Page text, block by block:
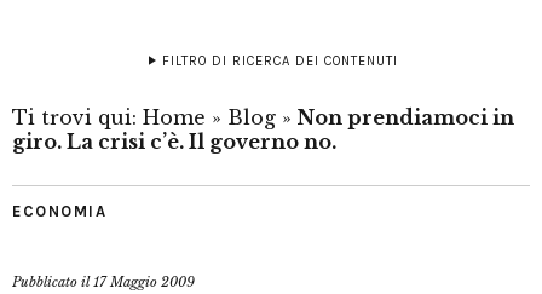
FILTRO DI RICERCA DEI CONTENUTI
Ti trovi qui: Home » Blog » Non prendiamoci in
giro. La crisi c’è. Il governo no.
ECONOMIA
Pubblicato il17 Maggio 2009